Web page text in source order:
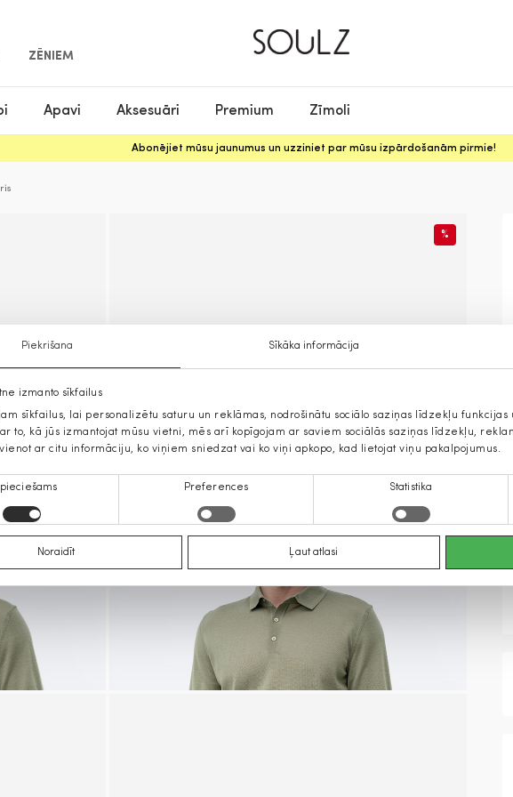
Piekrišana Sīkāka informācija
izmanto sīkfailus
sīkfailus, lai personalizētu saturu un reklāmas, nodrošinātu sociālo saziņas līdzekļu funkcijas
to, kā jūs izmantojat mūsu vietni, mēs arī kopīgojam ar saviem sociālās saziņas līdzekļu,
ar citu informāciju, ko viņiem sniedzat vai ko viņi apkopo, kad lietojat viņu pakalpojumus.
Preferences Statistika
Noraidīt Ļaut atlasi
ZĒNIEM
Apavi Aksesuāri Premium Zīmoli
Abonējiet mūsu jaunumus un uzziniet par mūsu izpārdošanām pirmie!
%